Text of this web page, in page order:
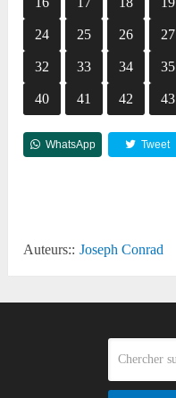
24 25 26 27
32 33 34 35
40 41 42 43
WhatsApp Tweet
Auteurs:: Joseph Conrad